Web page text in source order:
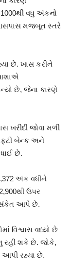
1000થી વધુ અંકનો
આસપાસ મજબૂત સ્તરે
છે. ખાસ કરીને
છે, જેના કારણે
ખરીદી જોવા મળી
બેન્ક અને
છે.
અંક વધીને
ઉપર
સંકેત આપે છે.
વિશ્વાસ વધ્યો છે
રહી શકે છે. જોકે,
આપી રહ્યા છે.